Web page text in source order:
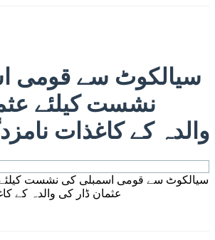
سیالکوٹ سے قومی
نشست کیلئے
والدہ کے کاغذات
سیالکوٹ سے قومی اسمبلی کی نشست
عثمان ڈار کی والدہ کے